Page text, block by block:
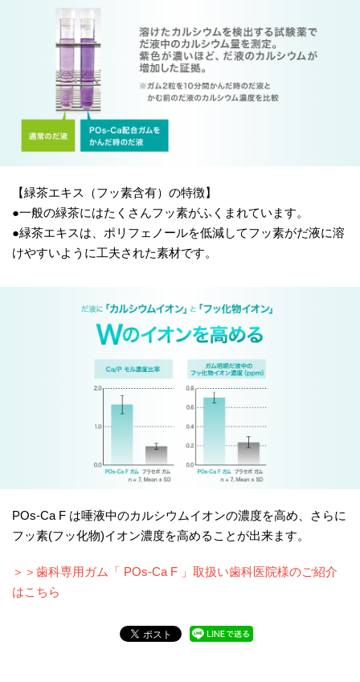
【緑茶エキス（フッ素含有）の特徴】
●一般の緑茶にはたくさんフッ素がふくまれています。
●緑茶エキスは、ポリフェノールを低減してフッ素がだ液に溶
けやすいように工夫された素材です。
POs-Ca F は唾液中のカルシウムイオンの濃度を高め、さらに
フッ素(フッ化物)イオン濃度を高めることが出来ます。
＞＞歯科専用ガム「 POs-Ca F 」取扱い歯科医院様のご紹介
はこちら